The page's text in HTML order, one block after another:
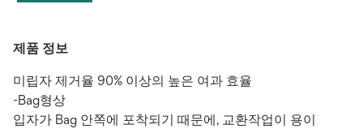
제품 정보
미립자 제거율 90% 이상의 높은 여과 효율
-Bag형상
입자가 Bag 안쪽에 포착되기 때문에, 교환작업이 용이